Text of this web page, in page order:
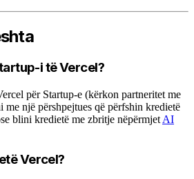
i të Vercel?
për Startup-e (kërkon partneritet me
me një përshpejtues që përfshin kredietë
blini kredietë me zbritje nëpërmjet AI
Vercel?